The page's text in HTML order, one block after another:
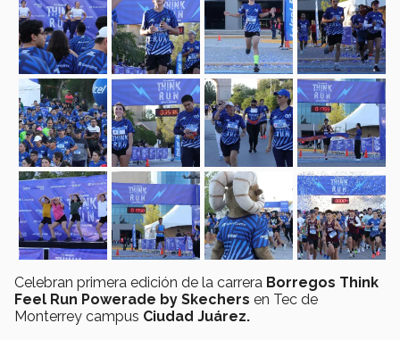
Celebran primera edición de la carrera Borregos Think
Feel Run Powerade by Skechers en Tec de
Monterrey campus Ciudad Juárez.